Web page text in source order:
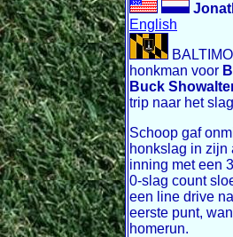
English
honkman voor
Buck
trip naar het
Schoop gaf
honkslag in zijn
inning met een
0-slag count
een line drive
eerste punt,
homerun.